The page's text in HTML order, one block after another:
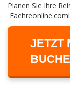
Planen Sie Ihre
Faehreonline.com!
JETZT